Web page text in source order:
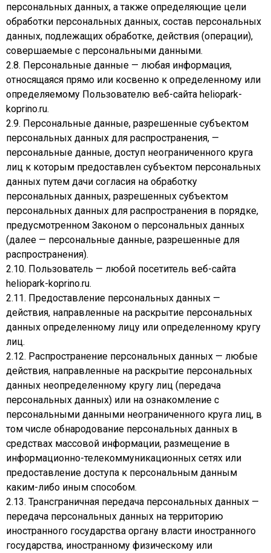
персональных данных, а также определяющие цели
обработки персональных данных, состав персональных
данных, подлежащих обработке, действия (операции),
совершаемые с персональными данными.
2.8. Персональные данные — любая информация,
относящаяся прямо или косвенно к определенному или
определяемому Пользователю веб-сайта heliopark-
koprino.ru.
2.9. Персональные данные, разрешенные субъектом
персональных данных для распространения, —
персональные данные, доступ неограниченного круга
лиц к которым предоставлен субъектом персональных
данных путем дачи согласия на обработку
персональных данных, разрешенных субъектом
персональных данных для распространения в порядке,
предусмотренном Законом о персональных данных
(далее — персональные данные, разрешенные для
распространения).
2.10. Пользователь — любой посетитель веб-сайта
heliopark-koprino.ru.
2.11. Предоставление персональных данных —
действия, направленные на раскрытие персональных
данных определенному лицу или определенному кругу
лиц.
2.12. Распространение персональных данных — любые
действия, направленные на раскрытие персональных
данных неопределенному кругу лиц (передача
персональных данных) или на ознакомление с
персональными данными неограниченного круга лиц, в
том числе обнародование персональных данных в
средствах массовой информации, размещение в
информационно-телекоммуникационных сетях или
предоставление доступа к персональным данным
каким-либо иным способом.
2.13. Трансграничная передача персональных данных —
передача персональных данных на территорию
иностранного государства органу власти иностранного
государства, иностранному физическому или